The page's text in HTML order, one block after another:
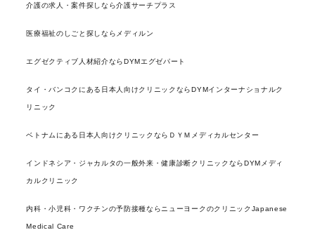
介護の求人・案件探しなら介護サーチプラス
医療福祉のしごと探しならメディルン
エグゼクティブ人材紹介ならDYMエグゼパート
タイ・バンコクにある日本人向けクリニックならDYMインターナショナルク
リニック
ベトナムにある日本人向けクリニックならＤＹＭメディカルセンター
インドネシア・ジャカルタの一般外来・健康診断クリニックならDYMメディ
カルクリニック
内科・小児科・ワクチンの予防接種ならニューヨークのクリニックJapanese
Medical Care